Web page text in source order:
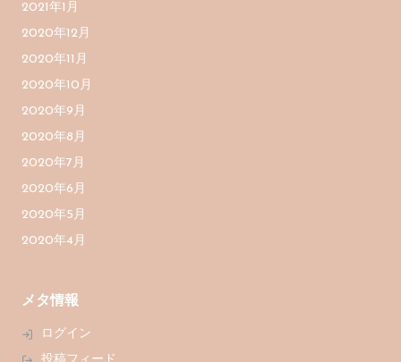
2021年1月
2020年12月
2020年11月
2020年10月
2020年9月
2020年8月
2020年7月
2020年6月
2020年5月
2020年4月
メタ情報
ログイン